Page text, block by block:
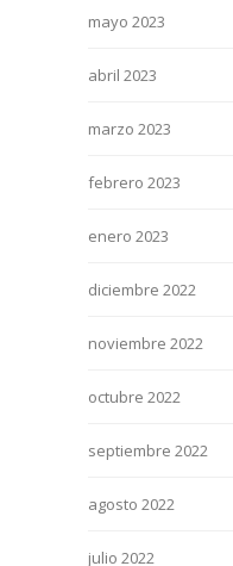
mayo 2023
abril 2023
marzo 2023
febrero 2023
enero 2023
diciembre 2022
noviembre 2022
octubre 2022
septiembre 2022
agosto 2022
julio 2022